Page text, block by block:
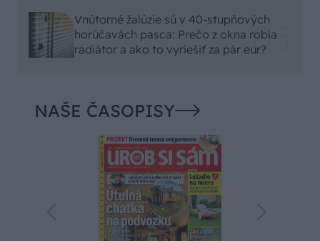
Vnútorné žalúzie sú v 40-stupňových
horúčavách pasca: Prečo z okna robia
radiátor a ako to vyriešiť za pár eur?
NAŠE ČASOPISY